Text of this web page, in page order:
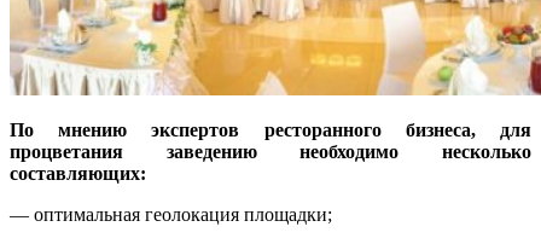
По мнению экспертов ресторанного бизнеса, для
процветания заведению необходимо несколько
составляющих:
— оптимальная геолокация площадки;